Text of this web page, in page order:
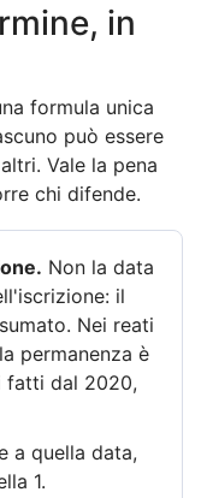
in
formula unica
può essere
Vale la pena
chi difende.
Non la data
il
Nei reati
permanenza è
fatti dal 2020,
a quella data,
1.